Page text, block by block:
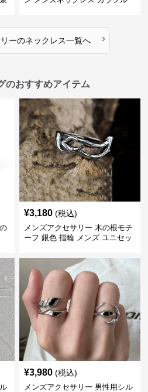
ーのネックレス一覧へ ›
のおすすめアイテム
¥3,180 (税込)
メンズアクセサリー 木の根モチ
ーフ 銀色 指輪 メンズ ユニセッ
¥3,980 (税込)
メンズアクセサリー 男性用シル